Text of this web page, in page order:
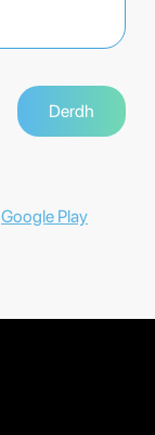
Google Play